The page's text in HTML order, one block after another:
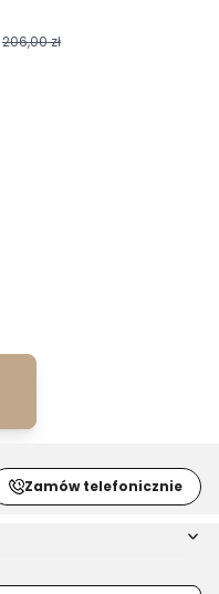
206,00 zł
Zamów telefonicznie